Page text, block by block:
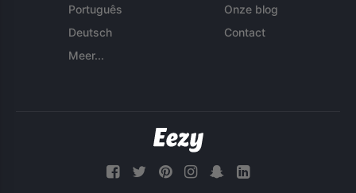
Português
Deutsch
Meer...
Onze blog
Contact